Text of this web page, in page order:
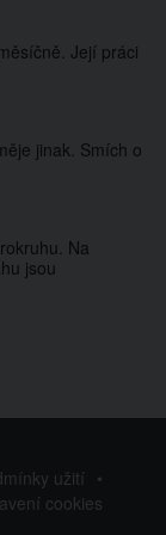
Její práci
jinak. Smích o
Na
jsou
užití
cookies